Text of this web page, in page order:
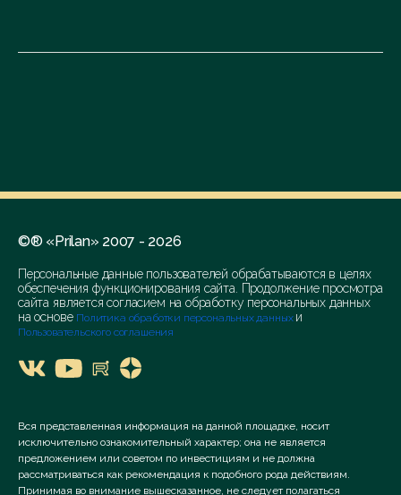
©® «Prilan» 2007 - 2026
Персональные данные пользователей обрабатываются в целях
обеспечения функционирования сайта. Продолжение просмотра
сайта является согласием на обработку персональных данных
на основе Политика обработки персональных данных и
Пользовательского соглашения
Вся представленная информация на данной площадке, носит
исключительно ознакомительный характер; она не является
предложением или советом по инвестициям и не должна
рассматриваться как рекомендация к подобного рода действиям.
Принимая во внимание вышесказанное, не следует полагаться